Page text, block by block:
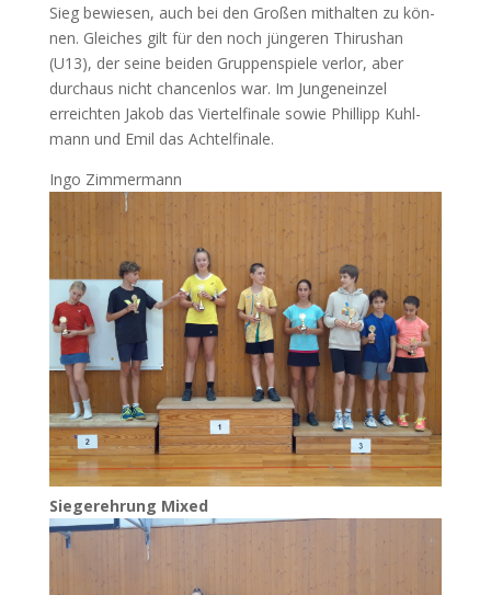
Sieg bewie­sen, auch bei den Gro­ßen mit­hal­ten zu kön­
nen. Glei­ches gilt für den noch jün­ge­ren Thi­rus­han
(U13), der sei­ne bei­den Grup­pen­spie­le ver­lor, aber
durch­aus nicht chan­cen­los war. Im Jun­gen­ein­zel
erreich­ten Jakob das Vier­tel­fi­na­le sowie Phil­lipp Kuhl­
mann und Emil das Achtelfinale.
Ingo Zim­mer­mann
Sie­ger­eh­rung Mixed